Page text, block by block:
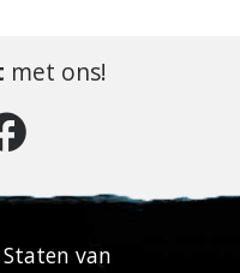
met ons!
van